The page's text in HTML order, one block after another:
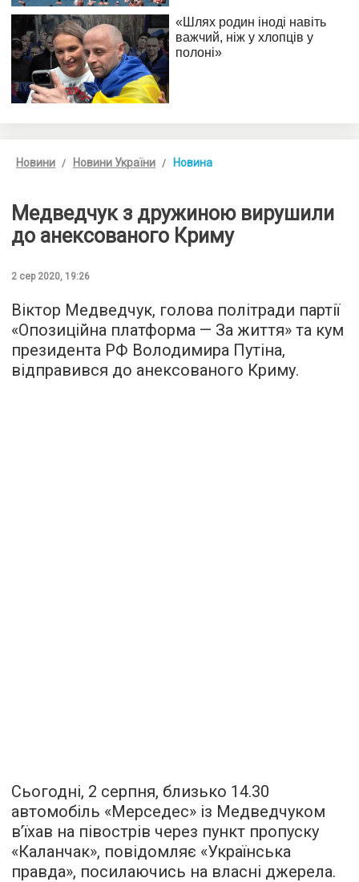
Новини Новини України Новина
Медведчук з дружиною вирушили
до анексованого Криму
2 сер 2020, 19:26
Віктор Медведчук, голова політради партії
«Опозиційна платформа — За життя» та кум
президента РФ Володимира Путіна,
відправився до анексованого Криму.
Сьогодні, 2 серпня, близько 14.30
автомобіль «Мерседес» із Медведчуком
в’їхав на півострів через пункт пропуску
«Каланчак», повідомляє «Українська
правда», посилаючись на власні джерела.